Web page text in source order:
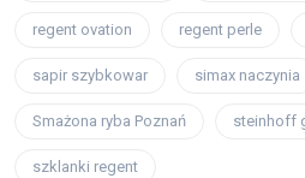
regent ovation regent perle
sapir szybkowar simax naczynia
Smażona ryba Poznań steinhoff
szklanki regent